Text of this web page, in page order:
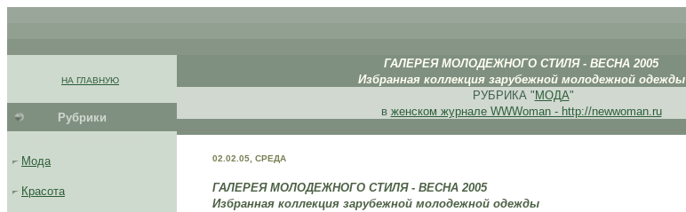
НА ГЛАВНУЮ
Рубрики
Мода
Красота
ГАЛЕРЕЯ МОЛОДЕЖНОГО СТИЛЯ - ВЕСНА 2005
Избранная коллекция зарубежной молодежной одежды
РУБРИКА " МОДА"
в женском журнале WWWoman - http://newwoman.ru
02.02.05, СРЕДА
ГАЛЕРЕЯ МОЛОДЕЖНОГО СТИЛЯ - ВЕСНА 2005
Избранная коллекция зарубежной молодежной одежды